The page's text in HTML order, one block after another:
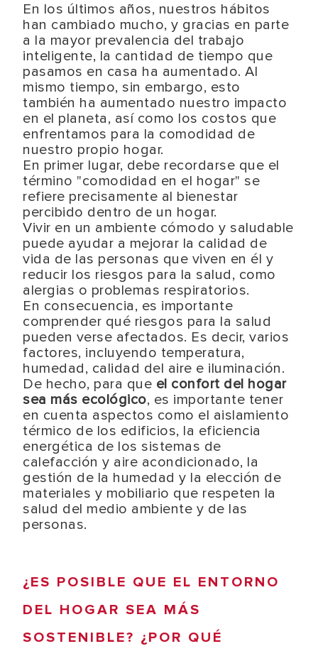
En los últimos años, nuestros hábitos
han cambiado mucho, y gracias en parte
a la mayor prevalencia del trabajo
inteligente, la cantidad de tiempo que
pasamos en casa ha aumentado. Al
mismo tiempo, sin embargo, esto
también ha aumentado nuestro impacto
en el planeta, así como los costos que
enfrentamos para la comodidad de
nuestro propio hogar.
En primer lugar, debe recordarse que el
término "comodidad en el hogar" se
refiere precisamente al bienestar
percibido dentro de un hogar.
Vivir en un ambiente cómodo y saludable
puede ayudar a mejorar la calidad de
vida de las personas que viven en él y
reducir los riesgos para la salud, como
alergias o problemas respiratorios.
En consecuencia, es importante
comprender qué riesgos para la salud
pueden verse afectados. Es decir, varios
factores, incluyendo temperatura,
humedad, calidad del aire e iluminación.
De hecho, para que el confort del hogar
sea más ecológico, es importante tener
en cuenta aspectos como el aislamiento
térmico de los edificios, la eficiencia
energética de los sistemas de
calefacción y aire acondicionado, la
gestión de la humedad y la elección de
materiales y mobiliario que respeten la
salud del medio ambiente y de las
personas.
¿ES POSIBLE QUE EL ENTORNO
DEL HOGAR SEA MÁS
SOSTENIBLE? ¿POR QUÉ